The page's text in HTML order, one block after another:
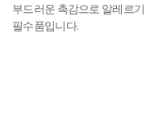
부드러운 촉감으로 알레르
필수품입니다.